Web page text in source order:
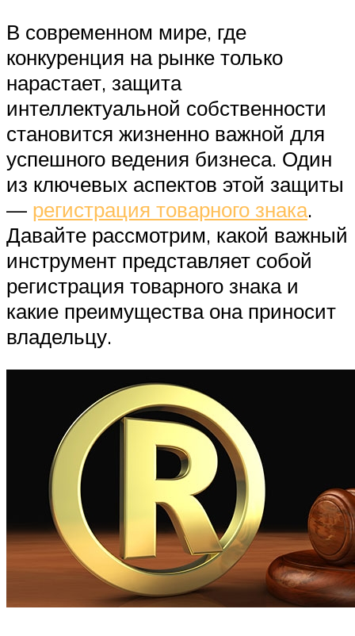
В современном мире, где
конкуренция на рынке только
нарастает, защита
интеллектуальной собственности
становится жизненно важной для
успешного ведения бизнеса. Один
из ключевых аспектов этой защиты
— регистрация товарного знака.
Давайте рассмотрим, какой важный
инструмент представляет собой
регистрация товарного знака и
какие преимущества она приносит
владельцу.